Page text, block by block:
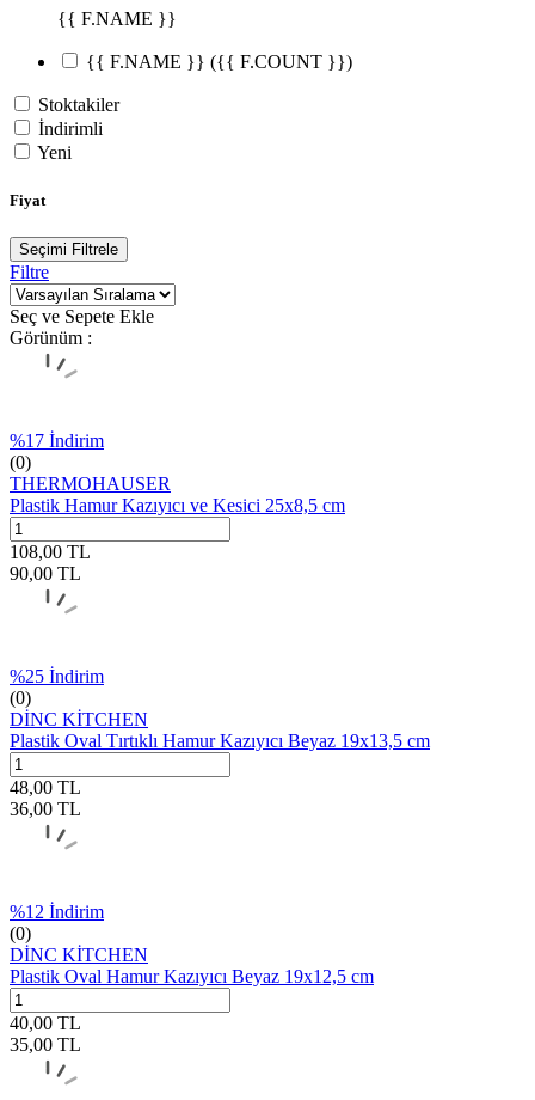
{{ F.NAME }}
{{ F.NAME }} ({{ F.COUNT }})
Stoktakiler
İndirimli
Yeni
Fiyat
Seçimi Filtrele
Filtre
Seç ve Sepete Ekle
Görünüm :
%17 İndirim
(0)
THERMOHAUSER
Plastik Hamur Kazıyıcı ve Kesici 25x8,5 cm
108,00 TL
90,00 TL
%25 İndirim
(0)
DİNC KİTCHEN
Plastik Oval Tırtıklı Hamur Kazıyıcı Beyaz 19x13,5 cm
48,00 TL
36,00 TL
%12 İndirim
(0)
DİNC KİTCHEN
Plastik Oval Hamur Kazıyıcı Beyaz 19x12,5 cm
40,00 TL
35,00 TL